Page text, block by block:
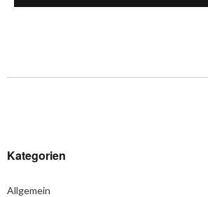
Kategorien
Allgemein